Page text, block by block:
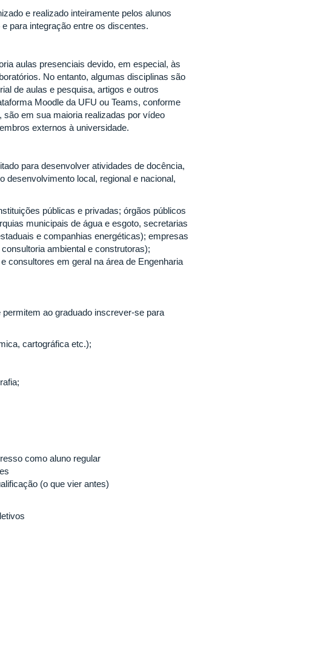
e realizado inteiramente pelos alunos
para integração entre os discentes.
aulas presenciais devido, em especial, às
No entanto, algumas disciplinas são
de aulas e pesquisa, artigos e outros
Moodle da UFU ou Teams, conforme
em sua maioria realizadas por vídeo
externos à universidade.
para desenvolver atividades de docência,
desenvolvimento local, regional e nacional,
públicas e privadas; órgãos públicos
municipais de água e esgoto, secretarias
e companhias energéticas); empresas
ambiental e construtoras);
consultores em geral na área de Engenharia
ao graduado inscrever-se para
cartográfica etc.);
como aluno regular
(o que vier antes)